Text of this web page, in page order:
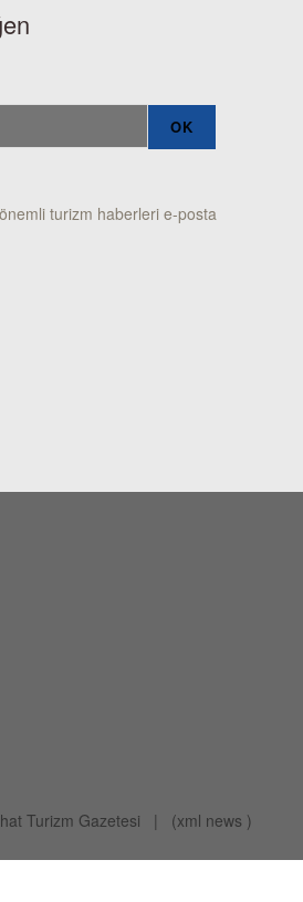
turizm haberleri e-posta
Turizm Gazetesi | (xml news )